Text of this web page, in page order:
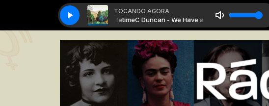
TOCANDO AGORA
C Duncan - We Have a LifetimeC Duncan - We Have a Lifetime